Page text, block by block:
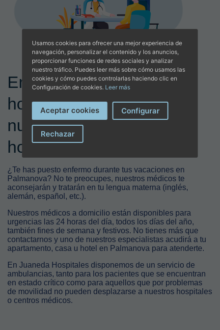
Encuentra tu médico 24
horas en Mallorca en
nuestros centros y
hospitales colaboradores
¿Te has puesto enfermo durante tus vacaciones en
Palmanova? No te preocupes, nuestros médicos te
aconsejarán y tratarán en tu lengua materna (inglés,
alemán, español, etc.).
Nuestros médicos a domicilio están disponibles para
urgencias las 24 horas del día, todos los días del año,
también fines de semana y festivos. No tienes más que
contactarnos y uno de nuestros especialistas acudirá a tu
apartamento, casa u hotel en Palmanova para atenderte.
En Juaneda Hospitales disponemos de un servicio de
ambulancias, tanto para los pacientes que se encuentran
en estado crítico como para aquellos que por problemas
de movilidad no pueden desplazarse a nuestros hospitales
o centros médicos.
Usamos cookies para ofrecer una mejor experiencia de
navegación, personalizar el contenido y los anuncios,
proporcionar funciones de redes sociales y analizar
nuestro tráfico. Puedes leer más sobre cómo usamos las
cookies y cómo puedes controlarlas haciendo clic en
Configuración de cookies. Leer más
Aceptar cookies Configurar
Rechazar